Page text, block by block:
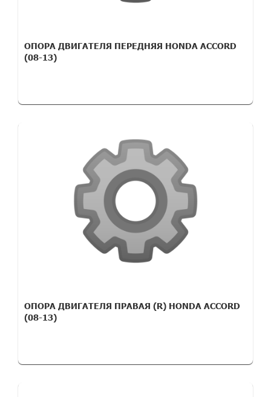
ОПОРА ДВИГАТЕЛЯ ПЕРЕДНЯЯ HONDA ACCORD
(08-13)
ОПОРА ДВИГАТЕЛЯ ПРАВАЯ (R) HONDA ACCORD
(08-13)